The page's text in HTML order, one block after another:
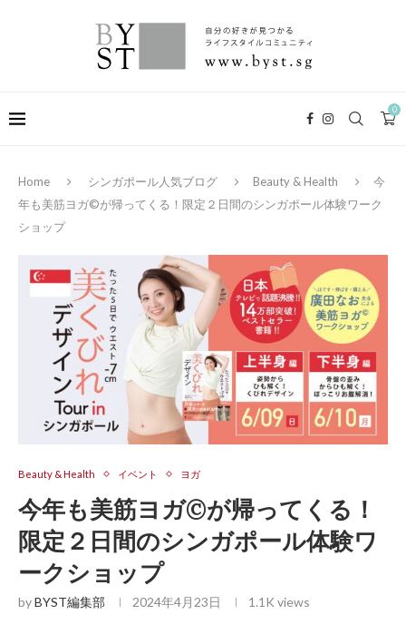
0
Home シンガポール人気ブログ Beauty & Health
今
年も美筋ヨガ©が帰ってくる！限定２日間のシンガポール体験ワーク
ショップ
Beauty & Health イベント ヨガ
今年も美筋ヨガ©が帰ってくる！
限定２日間のシンガポール体験ワ
ークショップ
byBYST編集部 2024年4月23日 1.1K views